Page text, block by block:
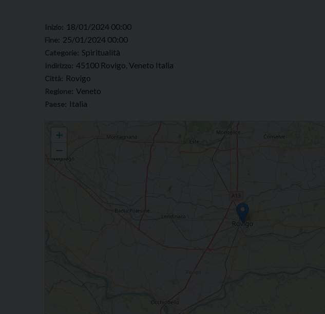
Inizio: 18/01/2024 00:00
Fine: 25/01/2024 00:00
Categorie: Spiritualità
Indirizzo: 45100 Rovigo, Veneto Italia
Città: Rovigo
Regione: Veneto
Paese: Italia
+
−